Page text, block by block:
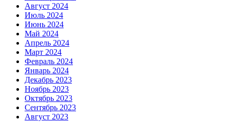
Август 2024
Июль 2024
Июнь 2024
Май 2024
Апрель 2024
Март 2024
Февраль 2024
Январь 2024
Декабрь 2023
Ноябрь 2023
Октябрь 2023
Сентябрь 2023
Август 2023